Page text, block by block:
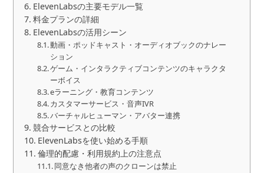
ElevenLabsの主要モデル一覧
料金プランの詳細
ElevenLabsの活用シーン
動画・ポッドキャスト・オーディオブックのナレー
ション
ゲーム・インタラクティブコンテンツのキャラクタ
ーボイス
eラーニング・教育コンテンツ
カスタマーサービス・音声IVR
バーチャルヒューマン・アバター連携
競合サービスとの比較
ElevenLabsを使い始める手順
倫理的配慮・利用規約上の注意点
同意なき他者の声のクローンは禁止